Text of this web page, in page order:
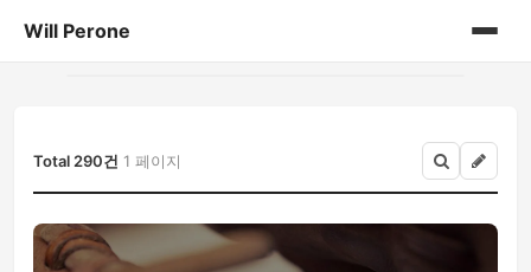
Will Perone
게시판
Total 290건 1 페이지